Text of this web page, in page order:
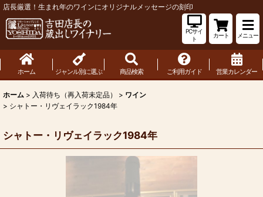
店長厳選！生まれ年のワインにオリジナルメッセージの刻印
PCサイ
ト
カート メニュー
ホーム ジャンル別に選ぶ 商品検索 ご利用ガイド 営業カレンダー
ホーム > 入荷待ち（再入荷未定品） > ワイン
> シャトー・リヴェイラック1984年
シャトー・リヴェイラック1984年